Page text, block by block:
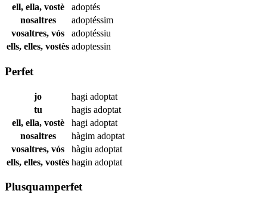
ell, ella, vostè
adoptés
nosaltres
adoptéssim
vosaltres, vós
adoptéssiu
ells, elles, vostès adoptessin
Perfet
jo hagi adoptat
tu
hagis adoptat
ell, ella, vostè
hagi adoptat
nosaltres
hàgim adoptat
vosaltres, vós
hàgiu adoptat
ells, elles, vostès hagin adoptat
Plusquamperfet